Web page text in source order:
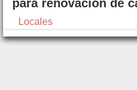
para renovación de
Locales